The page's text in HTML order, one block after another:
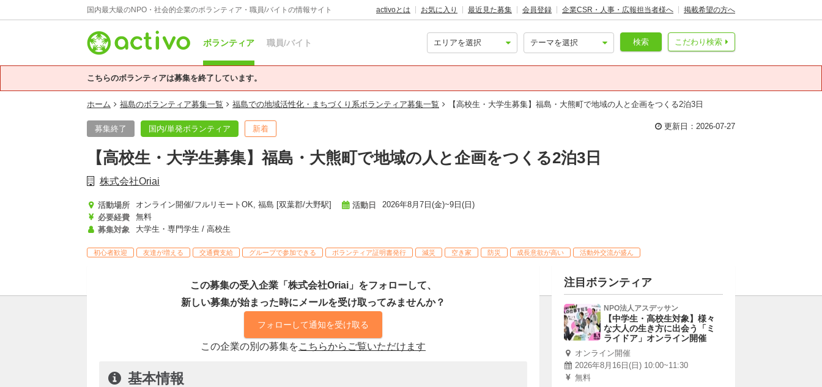
国内最大級のNPO・社会的企業のボランティア・職員/バイトの情報サイト activoとは お気に入り 最近見た募集 会員登録 企業CSR・人事・広報担当者様へ 掲載希望の方へ
ボランティア 職員/バイト こだわり検索
検索
こちらのボランティアは募集を終了しています。
ホーム 福島のボランティア募集一覧 福島での地域活性化・まちづくり系ボランティア募集一覧 【高校生・大学生募集】福島・大熊町で地域の人と企画をつくる2泊3日
募集終了 国内/単発ボランティア 新着 更新日：2026-07-27
【高校生・大学生募集】福島・大熊町で地域の人と企画をつくる2泊3日
株式会社Oriai
活動場所
オンライン開催/フルリモートOK, 福島 [双葉郡/大野駅]
必要経費
無料
募集対象
大学生・専門学生 / 高校生
活動日 2026年8月7日(金)~9日(日)
初心者歓迎 友達が増える 交通費支給 グループで参加できる ボランティア証明書発行 減災 空き家 防災 成長意欲が高い 活動外交流が盛ん
この募集の受入企業「株式会社Oriai」をフォローして、
新しい募集が始まった時にメールを受け取ってみませんか？
フォローして通知を受け取る
この企業の別の募集をこちらからご覧いただけます
基本情報
注目ボランティア
NPO法人アスデッサン
【中学生・高校生対象】様々
な大人の生き方に出会う「ミ
ライドア」オンライン開催
オンライン開催
2026年8月16日(日) 10:00~11:30
無料